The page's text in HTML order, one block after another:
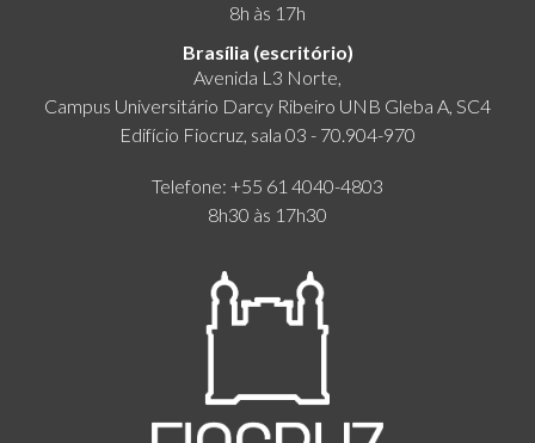
8h às 17h
Brasília (escritório)
Avenida L3 Norte,
Campus Universitário Darcy Ribeiro UNB Gleba A, SC4
Edifício Fiocruz, sala 03 - 70.904-970
Telefone: +55 61 4040-4803
8h30 às 17h30